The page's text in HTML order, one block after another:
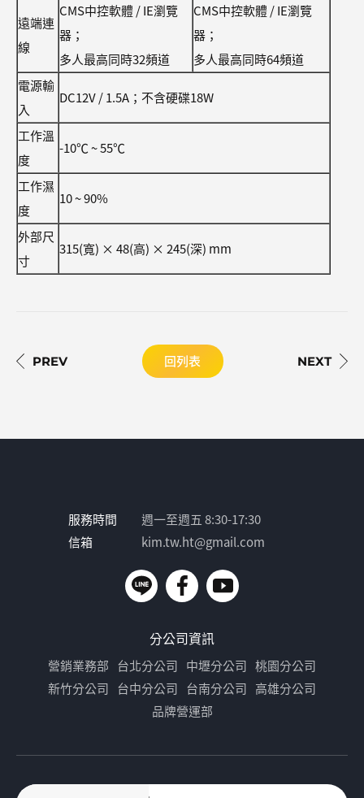
遠端連
線
CMS中控軟體 / IE瀏覽
器；
多人最高同時32頻道
CMS中控軟體 / IE瀏覽
器；
多人最高同時64頻道
電源輸
入
DC12V / 1.5A；不含硬碟18W
工作溫
度
-10℃ ~ 55℃
工作濕
度
10 ~ 90%
外部尺
寸
315(寬) × 48(高) × 245(深) mm
回列表
服務時間
週一至週五 8:30-17:30
信箱
kim.tw.ht@gmail.com
分公司資訊
營銷業務部 台北分公司 中壢分公司 桃園分公司
新竹分公司 台中分公司 台南分公司 高雄分公司
品牌營運部